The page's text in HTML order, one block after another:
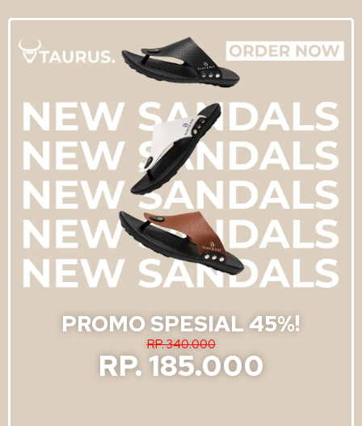
PROMO SPESIAL 45%!
RP. 340.000
RP. 185.000